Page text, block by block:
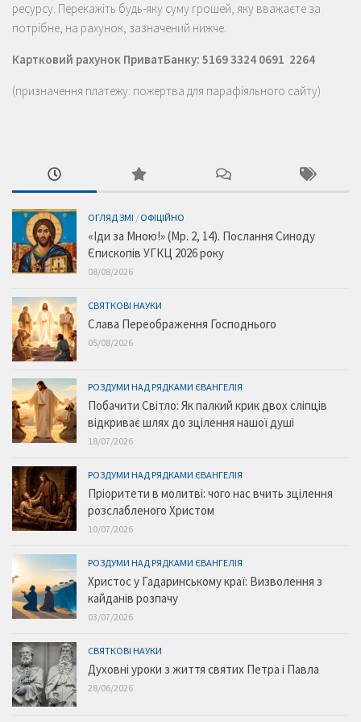
ресурсу. Перекажіть будь-яку суму грошей, яку вважаєте за
потрібне, на рахунок, зазначений нижче.
Картковий рахунок ПриватБанку: 5169 3324 0691 2264
(призначення платежу: пожертва для парафіяльного сайту)
ОГЛЯД ЗМІ / ОФІЦІЙНО
«Іди за Мною!» (Мр. 2, 14). Послання Синоду
Єпископів УГКЦ 2026 року
08/08/2026
СВЯТКОВІ НАУКИ
Слава Переображення Господнього
05/08/2026
РОЗДУМИ НАД РЯДКАМИ ЄВАНГЕЛІЯ
Побачити Світло: Як палкий крик двох сліпців
відкриває шлях до зцілення нашої душі
18/07/2026
РОЗДУМИ НАД РЯДКАМИ ЄВАНГЕЛІЯ
Пріоритети в молитві: чого нас вчить зцілення
розслабленого Христом
10/07/2026
РОЗДУМИ НАД РЯДКАМИ ЄВАНГЕЛІЯ
Христос у Гадаринському краї: Визволення з
кайданів розпачу
03/07/2026
СВЯТКОВІ НАУКИ
Духовні уроки з життя святих Петра і Павла
28/06/2026